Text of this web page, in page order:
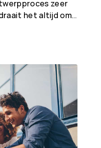
zeer
het altijd om…